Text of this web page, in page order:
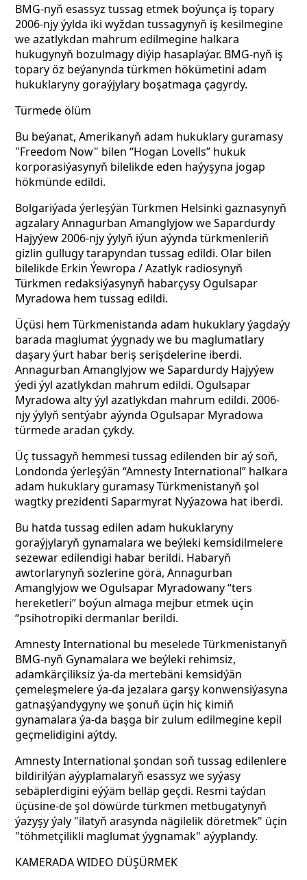
BMG-nyň esassyz tussag etmek boýunça iş topary
2006-njy ýylda iki wyždan tussagynyň iş kesilmegine
we azatlykdan mahrum edilmegine halkara
hukugynyň bozulmagy diýip hasaplaýar. BMG-nyň iş
topary öz beýanynda türkmen hökümetini adam
hukuklaryny goraýjylary boşatmaga çagyrdy.
Türmede ölüm
Bu beýanat, Amerikanyň adam hukuklary guramasy
"Freedom Now" bilen “Hogan Lovells” hukuk
korporasiýasynyň bilelikde eden haýyşyna jogap
hökmünde edildi.
Bolgariýada ýerleşýän Türkmen Helsinki gaznasynyň
agzalary Annagurban Amanglyjow we Sapardurdy
Hajyýew 2006-njy ýylyň iýun aýynda türkmenleriň
gizlin gullugy tarapyndan tussag edildi. Olar bilen
bilelikde Erkin Ýewropa / Azatlyk radiosynyň
Türkmen redaksiýasynyň habarçysy Ogulsapar
Myradowa hem tussag edildi.
Üçüsi hem Türkmenistanda adam hukuklary ýagdaýy
barada maglumat ýygnady we bu maglumatlary
daşary ýurt habar beriş serişdelerine iberdi.
Annagurban Amanglyjow we Sapardurdy Hajyýew
ýedi ýyl azatlykdan mahrum edildi. Ogulsapar
Myradowa alty ýyl azatlykdan mahrum edildi. 2006-
njy ýylyň sentýabr aýynda Ogulsapar Myradowa
türmede aradan çykdy.
Üç tussagyň hemmesi tussag edilenden bir aý soň,
Londonda ýerleşýän “Amnesty International” halkara
adam hukuklary guramasy Türkmenistanyň şol
wagtky prezidenti Saparmyrat Nyýazowa hat iberdi.
Bu hatda tussag edilen adam hukuklaryny
goraýjylaryň gynamalara we beýleki kemsidilmelere
sezewar edilendigi habar berildi. Habaryň
awtorlarynyň sözlerine görä, Annagurban
Amanglyjow we Ogulsapar Myradowany “ters
hereketleri” boýun almaga mejbur etmek üçin
“psihotropiki dermanlar berildi.
Amnesty International bu meselede Türkmenistanyň
BMG-nyň Gynamalara we beýleki rehimsiz,
adamkärçiliksiz ýa-da mertebäni kemsidýän
çemeleşmelere ýa-da jezalara garşy konwensiýasyna
gatnaşýandygyny we şonuň üçin hiç kimiň
gynamalara ýa-da başga bir zulum edilmegine kepil
geçmelidigini aýtdy.
Amnesty International şondan soň tussag edilenlere
bildirilýän aýyplamalaryň esassyz we syýasy
sebäplerdigini eýýäm belläp geçdi. Resmi taýdan
üçüsine-de şol döwürde türkmen metbugatynyň
ýazyşy ýaly "ilatyň arasynda nägilelik döretmek" üçin
"töhmetçilikli maglumat ýygnamak" aýyplandy.
KAMERADA WIDEO DÜŞÜRMEK